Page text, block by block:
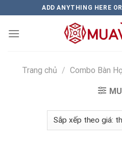
to
content
ADD ANYTHING HERE
Trang chủ / Combo Bàn